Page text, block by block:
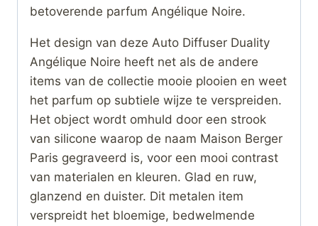
betoverende parfum Angélique Noire.
Het design van deze Auto Diffuser Duality
Angélique Noire heeft net als de andere
items van de collectie mooie plooien en weet
het parfum op subtiele wijze te verspreiden.
Het object wordt omhuld door een strook
van silicone waarop de naam Maison Berger
Paris gegraveerd is, voor een mooi contrast
van materialen en kleuren. Glad en ruw,
glanzend en duister. Dit metalen item
verspreidt het bloemige, bedwelmende